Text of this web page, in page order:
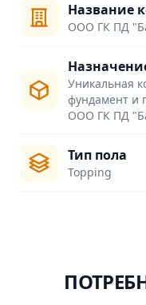
Название
ООО ГК ПД
Уникальная
фундамент и
ООО ГК ПД
Тип пола
Topping